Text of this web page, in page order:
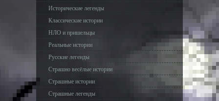
Исторические легенды
Классические истории
НЛО и пришельцы
Реальные истории
Русские легенды
Страшно весёлые истории
Страшные истории
Страшные легенды